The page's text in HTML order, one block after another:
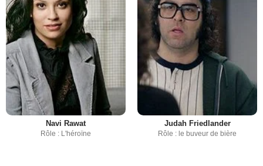
Navi Rawat
Rôle : L'héroïne
Judah Friedlander
Rôle : le buveur de bière